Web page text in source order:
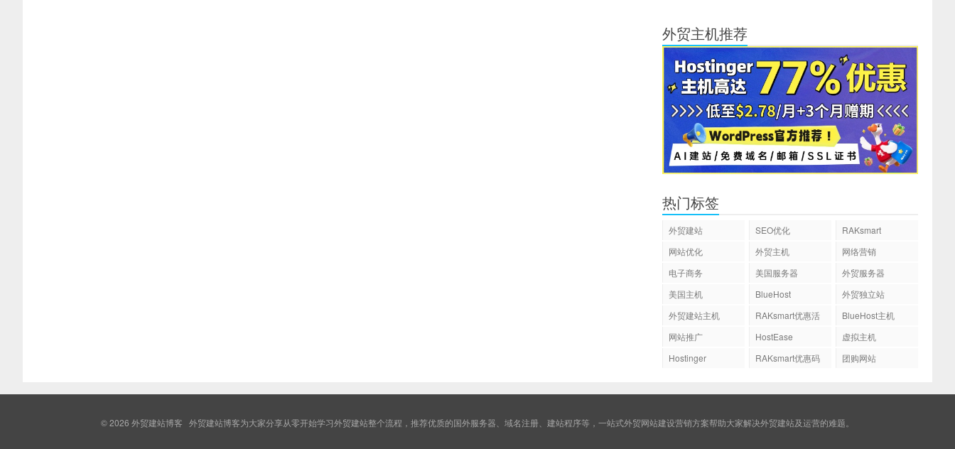
外贸主机推荐
热门标签
外贸建站 SEO优化
RAKsmart
网站优化
外贸主机
网络营销
电子商务
美国服务器
外贸服务器
美国主机
BlueHost
外贸独立站
外贸建站主机
RAKsmart优惠活
BlueHost主机
网站推广
HostEase
虚拟主机
Hostinger
RAKsmart优惠码 团购网站
© 2026 外贸建站博客 外贸建站博客为大家分享从零开始学习外贸建站整个流程，推荐优质的国外服务器、域名注册、建站程序等，一站式外贸网站建设营销方案帮助大家解决外贸建站及运营的难题。